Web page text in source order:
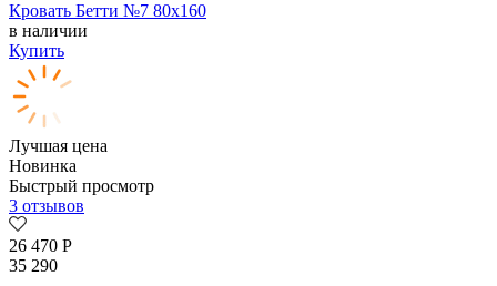
Кровать Бетти №7 80х160
в наличии
Купить
Лучшая цена
Новинка
Быстрый просмотр
3 отзывов
26 470 Р
35 290